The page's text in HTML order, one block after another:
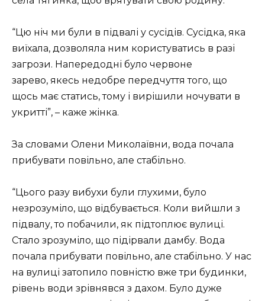
“Цю ніч ми були в підвалі у сусідів. Сусідка, яка
виїхала, дозволяла ним користуватись в разі
загрози. Напередодні було червоне
зарево, якесь недобре передчуття того, що
щось має статись, тому і вирішили ночувати в
укритті”, – каже жінка.
За словами Олени Миколаївни, вода почала
прибувати повільно, але стабільно.
“Цього разу вибухи були глухими, було
незрозуміло, що відбувається. Коли вийшли з
підвалу, то побачили, як підтоплює вулиці.
Стало зрозуміло, що підірвали дамбу. Вода
почала прибувати повільно, але стабільно. У нас
на вулиці затопило повністю вже три будинки,
рівень води зрівнявся з дахом. Було дуже